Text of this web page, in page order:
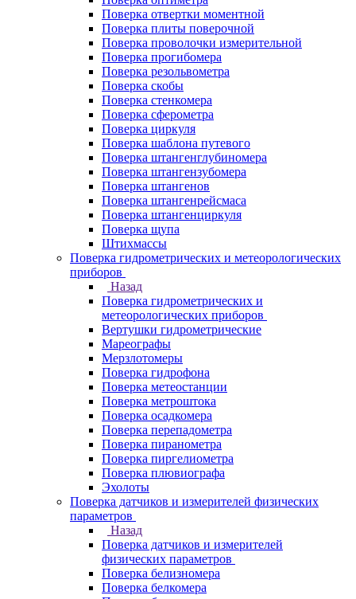
Поверка отвертки моментной
Поверка плиты поверочной
Поверка проволочки измерительной
Поверка прогибомера
Поверка резольвометра
Поверка скобы
Поверка стенкомера
Поверка сферометра
Поверка циркуля
Поверка шаблона путевого
Поверка штангенглубиномера
Поверка штангензубомера
Поверка штангенов
Поверка штангенрейсмаса
Поверка штангенциркуля
Поверка щупа
Штихмассы
Поверка гидрометрических и метеорологических
приборов
Назад
Поверка гидрометрических и
метеорологических приборов
Вертушки гидрометрические
Мареографы
Мерзлотомеры
Поверка гидрофона
Поверка метеостанции
Поверка метроштока
Поверка осадкомера
Поверка перепадометра
Поверка пиранометра
Поверка пиргелиометра
Поверка плювиографа
Эхолоты
Поверка датчиков и измерителей физических
параметров
Назад
Поверка датчиков и измерителей
физических параметров
Поверка белизномера
Поверка белкомера